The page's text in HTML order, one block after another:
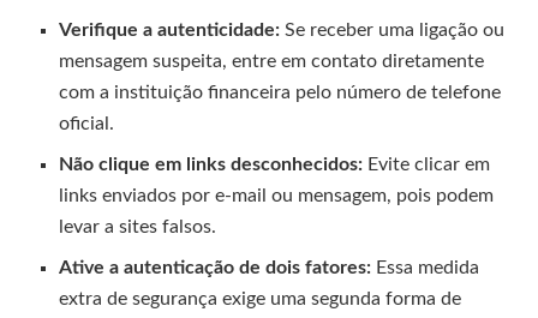
Verifique a autenticidade: Se receber uma ligação ou
mensagem suspeita, entre em contato diretamente
com a instituição financeira pelo número de telefone
oficial.
Não clique em links desconhecidos: Evite clicar em
links enviados por e-mail ou mensagem, pois podem
levar a sites falsos.
Ative a autenticação de dois fatores: Essa medida
extra de segurança exige uma segunda forma de